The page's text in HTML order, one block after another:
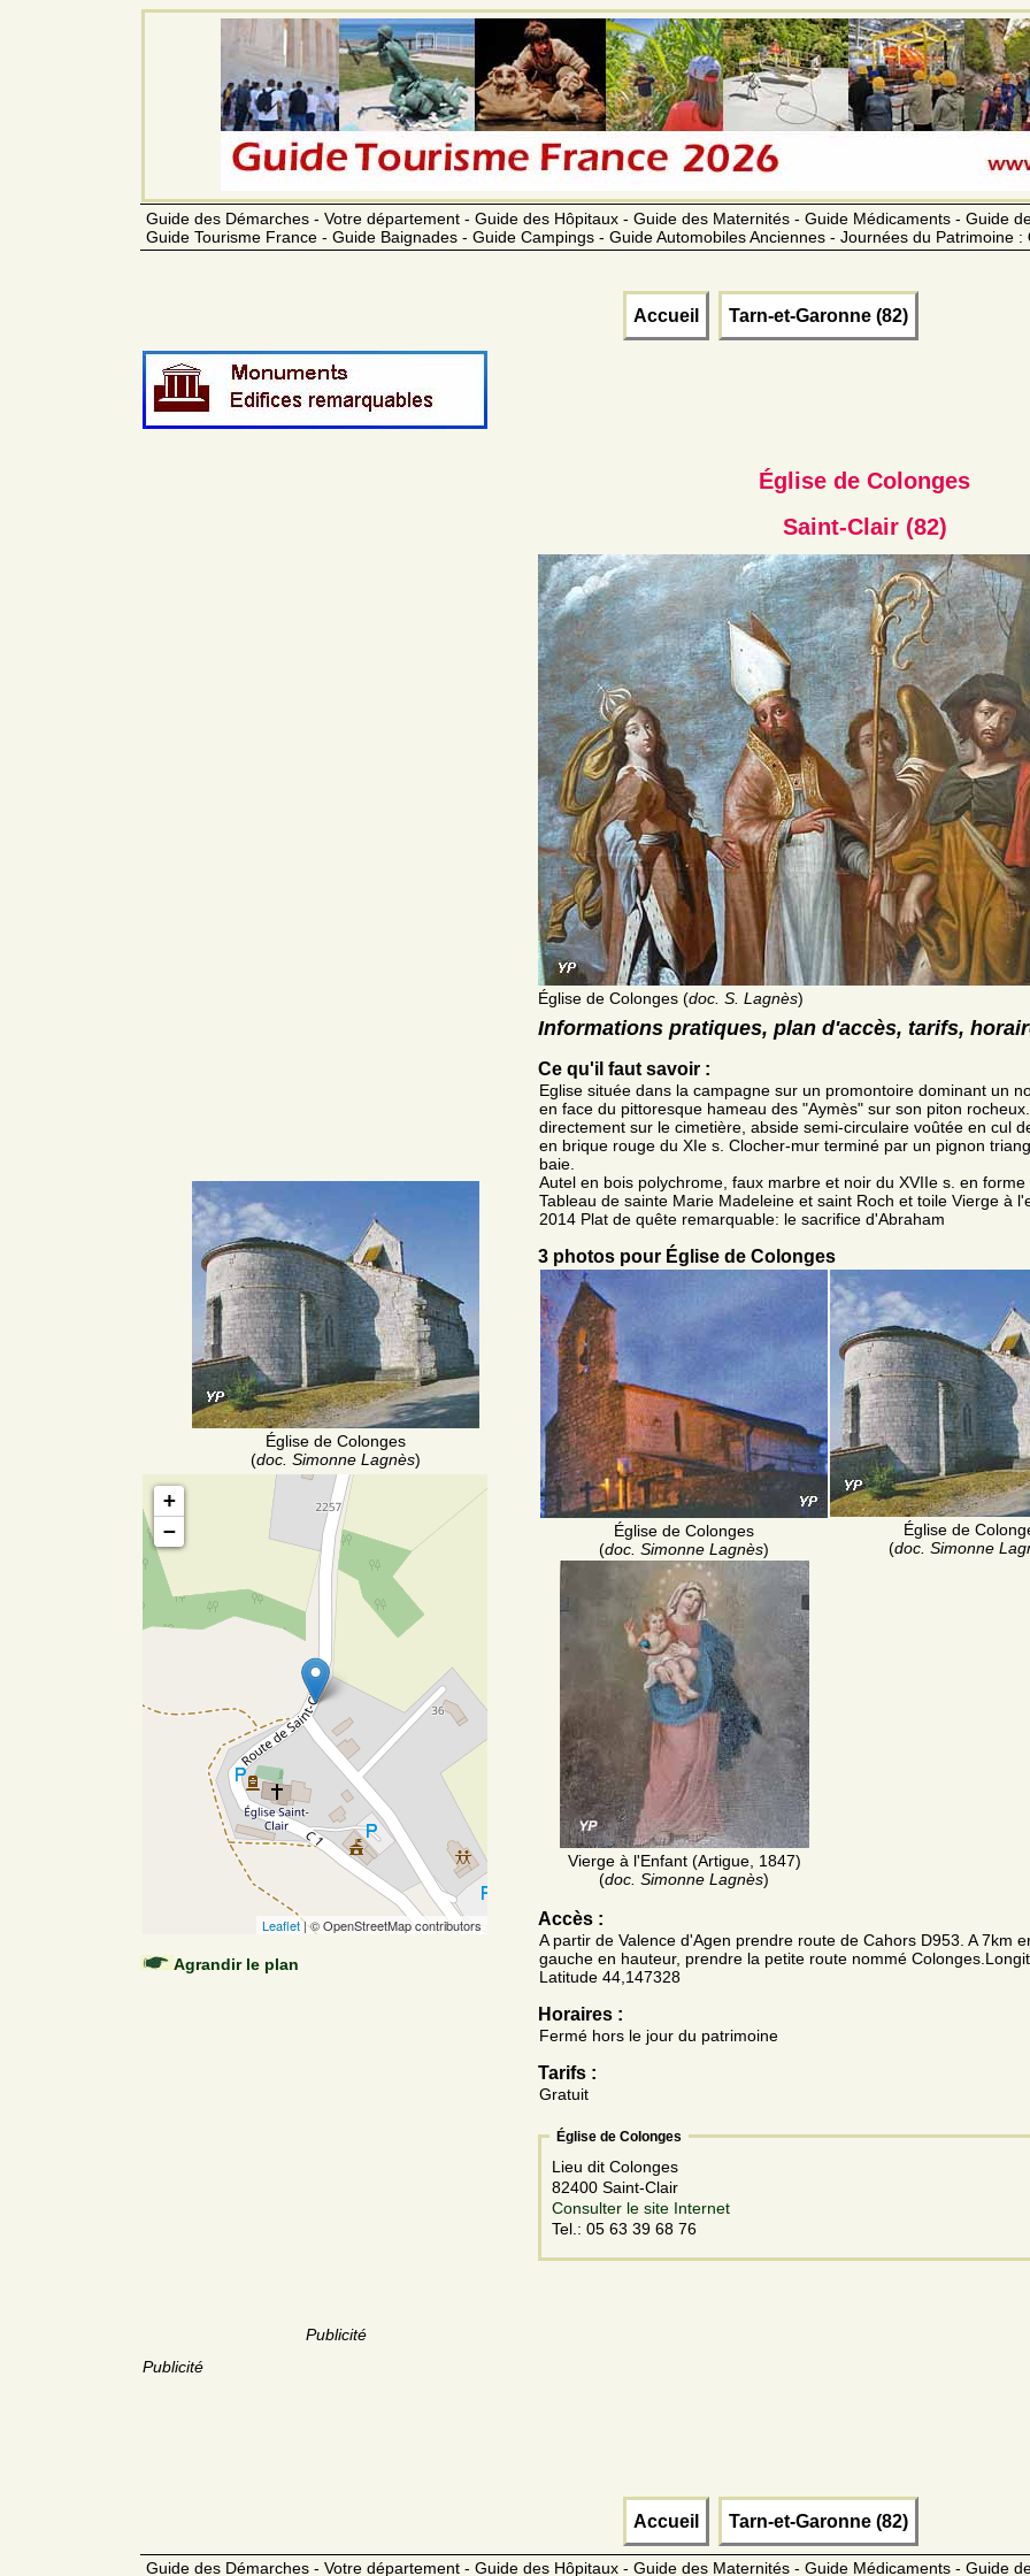
Guide des Démarches - Votre département - Guide des Hôpitaux - Guide des Maternités - Guide Médicaments - Guide
Guide Tourisme France - Guide Baignades - Guide Campings - Guide Automobiles Anciennes - Journées du Patrimoine :
Accueil Tarn-et-Garonne (82)
Église de Colonges
(doc. Simonne Lagnès)
+
−
Leaflet| © OpenStreetMap contributors
Agrandir le plan
Publicité
Église de Colonges
Saint-Clair (82)
Église de Colonges (doc. S. Lagnès)
Informations pratiques, plan d'accès, tarifs,
Ce qu'il faut savoir :
Eglise située dans la campagne sur un promontoire dominant un
en face du pittoresque hameau des "Aymès" sur son piton
directement sur le cimetière, abside semi-circulaire voûtée en cul
en brique rouge du XIe s. Clocher-mur terminé par un pignon
baie.
Autel en bois polychrome, faux marbre et noir du XVIIe s. en
Tableau de sainte Marie Madeleine et saint Roch et toile Vierge à
2014 Plat de quête remarquable: le sacrifice d'Abraham
3 photos pour Église de Colonges
Église de Colonges
(doc. Simonne Lagnès)
Église de
(doc. Simonne
Vierge à l'Enfant (Artigue, 1847)
(doc. Simonne Lagnès)
Accès :
A partir de Valence d'Agen prendre route de Cahors D953. A 7km
gauche en hauteur, prendre la petite route nommé
Latitude 44,147328
Horaires :
Fermé hors le jour du patrimoine
Tarifs :
Gratuit
Église de Colonges
Lieu dit Colonges
82400 Saint-Clair
Consulter le site Internet
Tel.: 05 63 39 68 76
Publicité
Accueil Tarn-et-Garonne (82)
Guide des Démarches - Votre département - Guide des Hôpitaux - Guide des Maternités - Guide Médicaments - Guide